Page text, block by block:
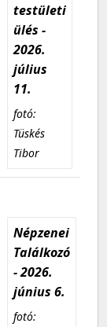
testületi
ülés -
2026.
július
11.
fotó:
Tüskés
Tibor
Népzenei
Találkozó
- 2026.
június 6.
fotó: